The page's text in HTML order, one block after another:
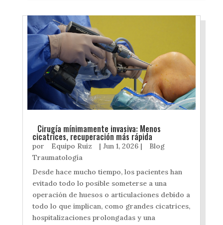
Cirugía mínimamente invasiva: Menos
cicatrices, recuperación más rápida
por Equipo Ruiz | Jun 1, 2026|
Blog
Traumatología
Desde hace mucho tiempo, los pacientes han
evitado todo lo posible someterse a una
operación de huesos o articulaciones debido a
todo lo que implican, como grandes cicatrices,
hospitalizaciones prolongadas y una